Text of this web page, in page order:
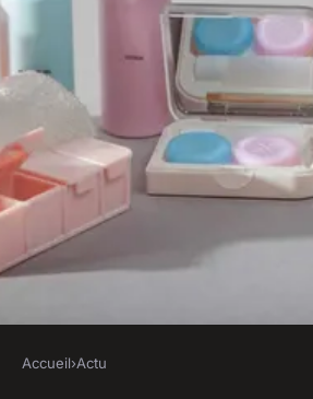
Accueil›Actu